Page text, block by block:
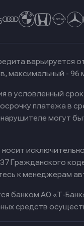
варьируется
максимальный -
в условленный
платежа в
могут
Гражданского
к менеджерам
банком АО «Т-
средств